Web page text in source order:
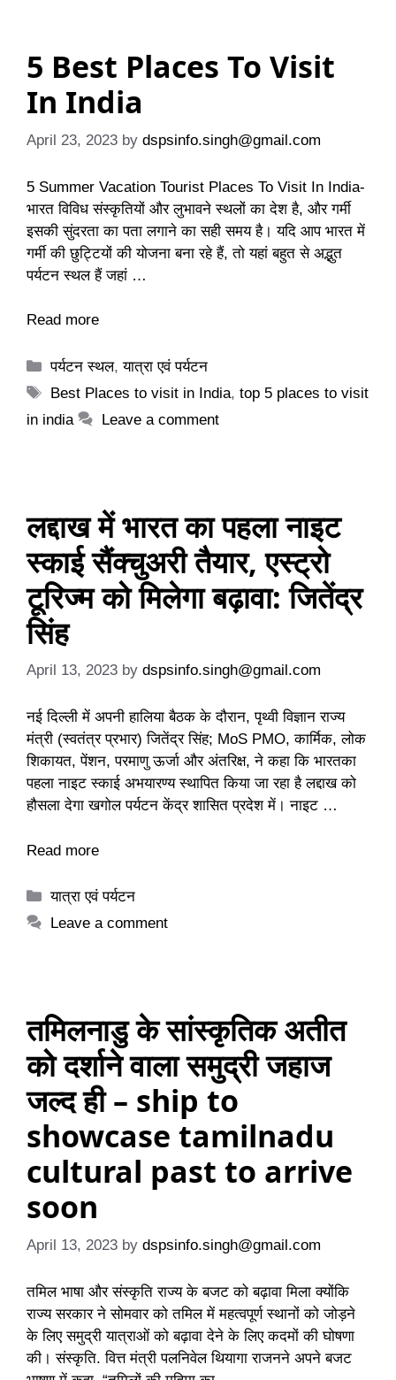
5 Best Places To Visit
In India
April 23, 2023 by dspsinfo.singh@gmail.com
5 Summer Vacation Tourist Places To Visit In India-
भारत विविध संस्कृतियों और लुभावने स्थलों का देश है, और गर्मी
इसकी सुंदरता का पता लगाने का सही समय है। यदि आप भारत में
गर्मी की छुट्टियों की योजना बना रहे हैं, तो यहां बहुत से अद्भुत
पर्यटन स्थल हैं जहां …
Read more
Categories
पर्यटन स्थल,यात्रा एवं पर्यटन
Tags
Best Places to visit in India,top 5 places to visit
in india
Leave a comment
लद्दाख में भारत का पहला नाइट
स्काई सैंक्चुअरी तैयार, एस्ट्रो
टूरिज्म को मिलेगा बढ़ावा: जितेंद्र
सिंह
April 13, 2023 by dspsinfo.singh@gmail.com
नई दिल्ली में अपनी हालिया बैठक के दौरान, पृथ्वी विज्ञान राज्य
मंत्री (स्वतंत्र प्रभार) जितेंद्र सिंह; MoS PMO, कार्मिक, लोक
शिकायत, पेंशन, परमाणु ऊर्जा और अंतरिक्ष, ने कहा कि भारतका
पहला नाइट स्काई अभयारण्य स्थापित किया जा रहा है लद्दाख को
हौसला देगा खगोल पर्यटन केंद्र शासित प्रदेश में। नाइट …
Read more
Categories
यात्रा एवं पर्यटन
Leave a comment
तमिलनाडु के सांस्कृतिक अतीत
को दर्शाने वाला समुद्री जहाज
जल्द ही – ship to
showcase tamilnadu
cultural past to arrive
soon
April 13, 2023 by dspsinfo.singh@gmail.com
तमिल भाषा और संस्कृति राज्य के बजट को बढ़ावा मिला क्योंकि
राज्य सरकार ने सोमवार को तमिल में महत्वपूर्ण स्थानों को जोड़ने
के लिए समुद्री यात्राओं को बढ़ावा देने के लिए कदमों की घोषणा
की। संस्कृति. वित्त मंत्री पलनिवेल थियागा राजनने अपने बजट